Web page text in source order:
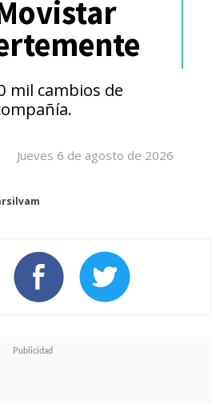
para
ya está
de la
programado
de 2026
7 a
Actualmente,
mil cambios de
Jueves 6 de agosto de 2026